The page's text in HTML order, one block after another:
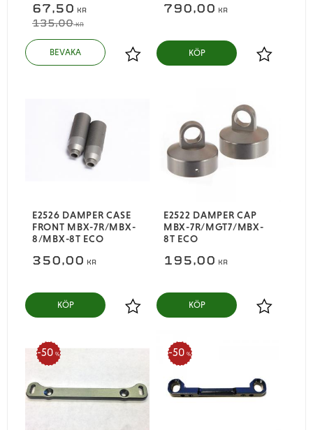
67,50 KR
135,00KR
Lägg till i favoriter
790,00 KR
Lägg till i
KÖP
E2526 DAMPER CASE
FRONT MBX-7R/MBX-
8/MBX-8T ECO
350,00 KR
Lägg till i favoriter
KÖP
E2522 DAMPER CAP
MBX-7R/MGT7/MBX-
8T ECO
195,00 KR
Lägg till i
KÖP
50 % 50 %